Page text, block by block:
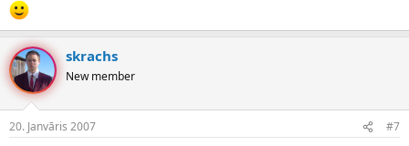
skrachs
New member
20. Janvāris 2007 #7